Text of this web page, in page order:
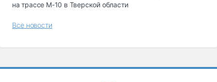
на трассе М-10 в Тверской области
Все новости